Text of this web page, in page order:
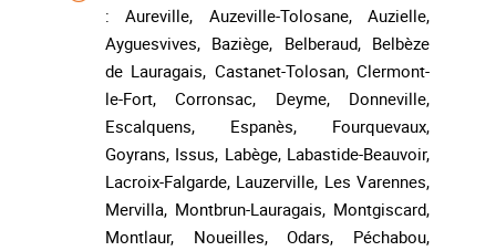
: Aureville, Auzeville-Tolosane, Auzielle,
Ayguesvives, Baziège, Belberaud, Belbèze
de Lauragais, Castanet-Tolosan, Clermont-
le-Fort, Corronsac, Deyme, Donneville,
Escalquens, Espanès, Fourquevaux,
Goyrans, Issus, Labège, Labastide-Beauvoir,
Lacroix-Falgarde, Lauzerville, Les Varennes,
Mervilla, Montbrun-Lauragais, Montgiscard,
Montlaur, Noueilles, Odars, Péchabou,